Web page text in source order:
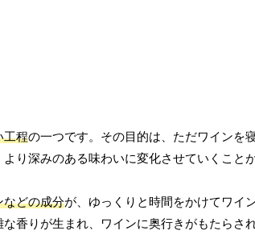
工程の一つです。その目的は、ただワインを
り深みのある味わいに変化させていくこと
などの成分が、ゆっくりと時間をかけてワイ
香りが生まれ、ワインに奥行きがもたらされ